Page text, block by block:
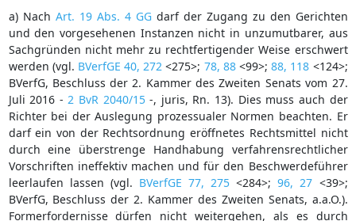
a) Nach Art. 19 Abs. 4 GGdarf der Zugang zu den Gerichten
und den vorgesehenen Instanzen nicht in unzumutbarer, aus
Sachgründen nicht mehr zu rechtfertigender Weise erschwert
werden (vgl. BVerfGE 40, 272 <275>; 78, 88<99>;88, 118 <124>;
BVerfG, Beschluss der 2. Kammer des Zweiten Senats vom 27.
Juli 2016 - 2 BvR 2040/15-, juris, Rn. 13). Dies muss auch der
Richter bei der Auslegung prozessualer Normen beachten. Er
darf ein von der Rechtsordnung eröffnetes Rechtsmittel nicht
durch eine überstrenge Handhabung verfahrensrechtlicher
Vorschriften ineffektiv machen und für den Beschwerdeführer
leerlaufen lassen (vgl. BVerfGE 77, 275 <284>;96, 27 <39>;
BVerfG, Beschluss der 2. Kammer des Zweiten Senats, a.a.O.).
Formerfordernisse dürfen nicht weitergehen, als es durch